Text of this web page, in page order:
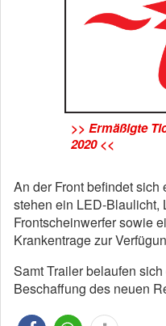
>> Ermäßigte
2020 <<
An der Front befindet
stehen ein LED-Blaulicht,
Frontscheinwerfer sowie
Krankentrage zur
Samt Trailer belaufen
Beschaffung des neuen